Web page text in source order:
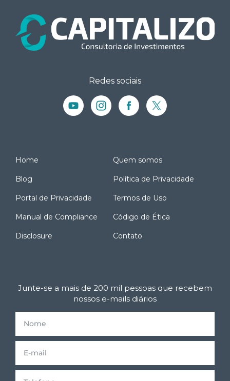
Redes sociais
Home Quem somos
Blog Política de Privacidade
Portal de Privacidade Termos de Uso
Manual de Compliance Código de Ética
Disclosure Contato
Junte-se a mais de 200 mil pessoas que recebem
nossos e-mails diários